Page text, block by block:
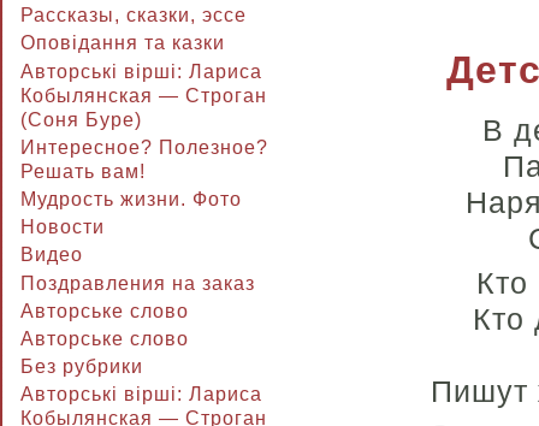
Рассказы, сказки, эссе
Оповідання та казки
Авторські вірші: Лариса
Кобылянская — Строган
(Соня Буре)
Интересное? Полезное?
Решать вам!
Мудрость жизни. Фото
Новости
Видео
Поздравления на заказ
Авторське слово
Авторське слово
Без рубрики
Авторські вірші: Лариса
Кобылянская — Строган
В
Кто
Кто
Пишут